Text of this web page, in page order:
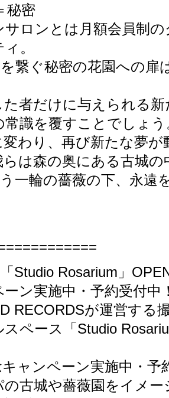
秘密
サロンとは月額会員制
。
繋ぐ秘密の花園への扉
者だけに与えられる
常識を覆すことでしょう
わり、再び新たな夢が
らは森の奥にある古城の
一輪の薔薇の下、永遠
Studio Rosarium」
ン実施中・予約受付中
RECORDSが運営する
ペース「Studio
ャンペーン実施中・予
の古城や薔薇園をイメー